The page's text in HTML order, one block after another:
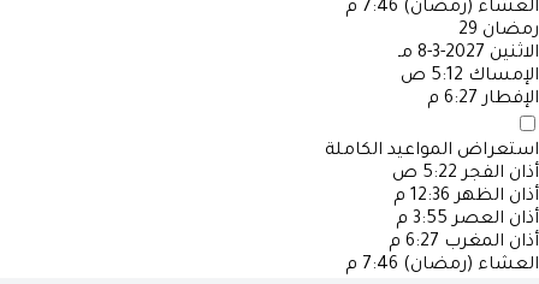
العشاء (رمضان) 7:46 م
رمضان 29
الاثنين 2027-3-8 مـ
الإمساك 5:12 ص
الإفطار 6:27 م
استعراض المواعيد الكاملة
أذان الفجر 5:22 ص
أذان الظهر 12:36 م
أذان العصر 3:55 م
أذان المغرب 6:27 م
العشاء (رمضان) 7:46 م